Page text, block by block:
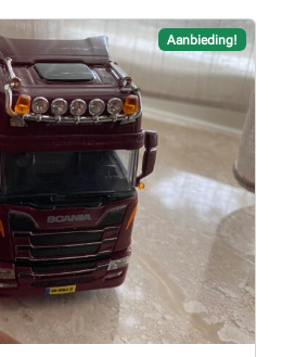
Aanbieding!